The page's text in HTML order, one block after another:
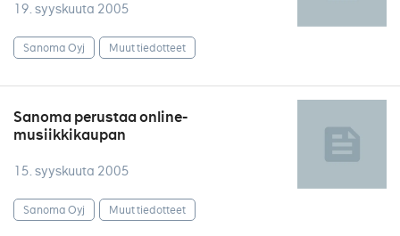
19. syyskuuta 2005
Sanoma Oyj Muut tiedotteet
Sanoma perustaa online-
musiikkikaupan
15. syyskuuta 2005
Sanoma Oyj Muut tiedotteet